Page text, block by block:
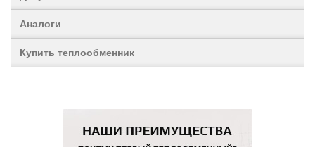
Аналоги
Купить теплообменник